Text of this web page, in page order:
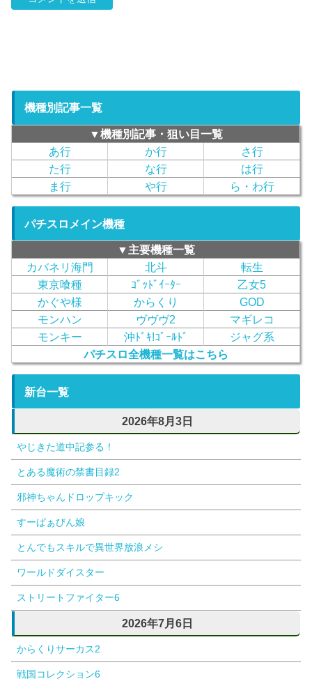
機種別記事一覧
▼機種別記事・狙い目一覧
あ行
か行
さ行
た行
な行
は行
ま行
や行 ら・わ行
パチスロメイン機種
▼主要機種一覧
カバネリ海門
北斗
転生
東京喰種
ｺﾞｯﾄﾞｲｰﾀｰ
乙女5
かぐや様
からくり
GOD
モンハン
ヴヴヴ2
マギレコ
モンキー
沖ﾄﾞｷ!ｺﾞｰﾙﾄﾞ
ジャグ系
パチスロ全機種一覧はこちら
新台一覧
2026年8月3日
やじきた道中記参る！
とある魔術の禁書目録2
邪神ちゃんドロップキック
すーぱぁびん娘
とんでもスキルで異世界放浪メシ
ワールドダイスター
ストリートファイター6
2026年7月6日
からくりサーカス2
戦国コレクション6